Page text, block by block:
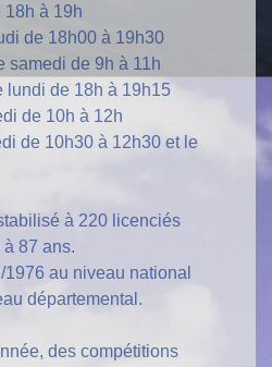
18h à 19h
de 18h00 à 19h30
samedi de 9h à 11h
lundi de 18h à 19h15
de 10h à 12h
de 10h30 à 12h30 et le
à 220 licenciés
87 ans.
1976 au niveau national
départemental.
des compétitions